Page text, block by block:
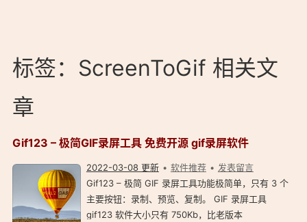
标签：ScreenToGif 相关文
章
Gif123 – 极简GIF录屏工具 免费开源 gif录屏软件
2022-03-08 更新 软件推荐
发表留言
Gif123 – 极简 GIF 录屏工具功能极简单，只有 3 个
主要按钮：录制、预览、复制。 GIF 录屏工具
gif123 软件大小只有 750Kb，比老版本